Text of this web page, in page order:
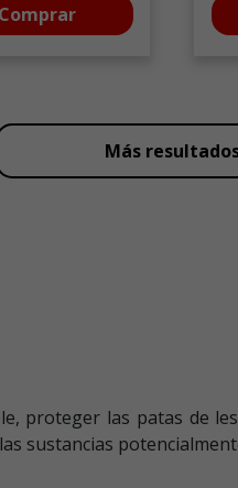
Comprar
Más
proteger las patas de
sustancias